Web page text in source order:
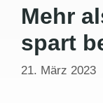
Mehr
spart
21. März 2023